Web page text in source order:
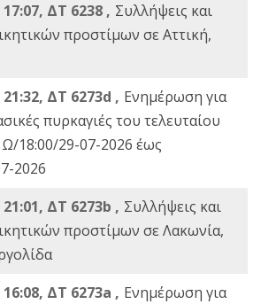
ΔΤ 6238 , Συλλήψεις και
προστίμων σε Αττική,
ΔΤ 6273d , Ενημέρωση για
πυρκαγιές του τελευταίου
18:00/29-07-2026 έως
2026
ΔΤ 6273b , Συλλήψεις και
προστίμων σε Λακωνία,
ΔΤ 6273a , Ενημέρωση για